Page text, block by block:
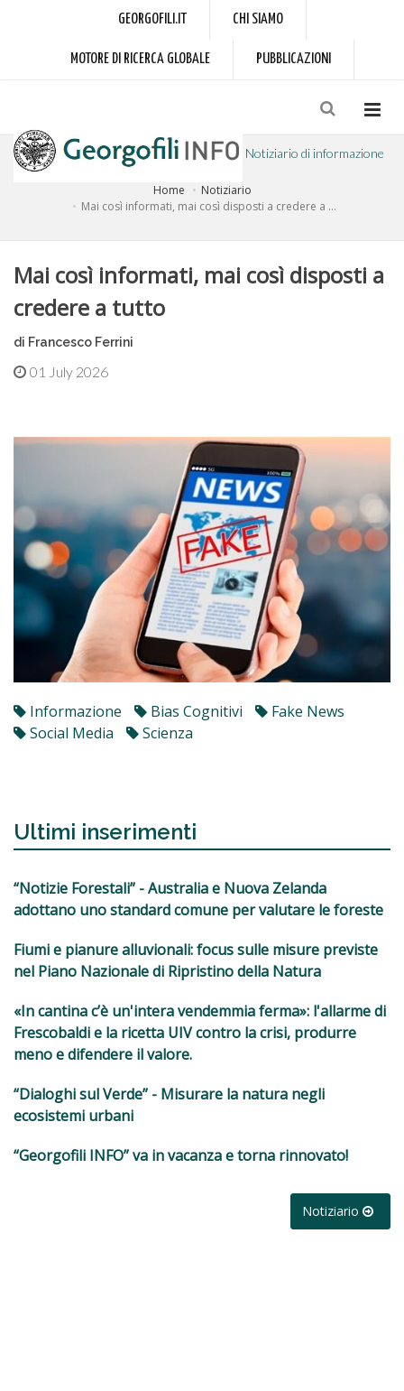
GEORGOFILI.IT CHI SIAMO
MOTORE DI RICERCA GLOBALE PUBBLICAZIONI
Notiziario di informazione
a cura dell'Accademia dei Georgofili
Home
Notiziario
Mai così informati, mai così disposti a credere a ...
Mai così informati, mai così disposti a
credere a tutto
di Francesco Ferrini
01 July 2026
Informazione Bias Cognitivi
Fake News
Social Media
Scienza
Ultimi inserimenti
“Notizie Forestali” - Australia e Nuova Zelanda
adottano uno standard comune per valutare le foreste
Fiumi e pianure alluvionali: focus sulle misure previste
nel Piano Nazionale di Ripristino della Natura
«In cantina c’è un'intera vendemmia ferma»: l'allarme di
Frescobaldi e la ricetta UIV contro la crisi, produrre
meno e difendere il valore.
“Dialoghi sul Verde” - Misurare la natura negli
ecosistemi urbani
“Georgofili INFO” va in vacanza e torna rinnovato!
Notiziario